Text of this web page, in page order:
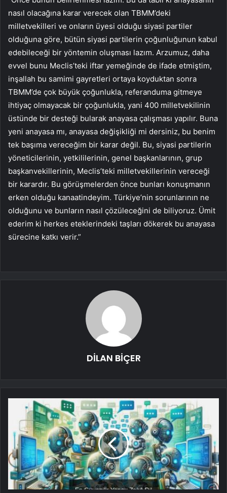
nasıl olacağına karar verecek olan TBMM’deki
milletvekilleri ve onların üyesi olduğu siyasi partiler
olduğuna göre, bütün siyasi partilerin çoğunluğunun kabul
edebileceği bir yöntemin oluşması lazım. Arzumuz, daha
evvel bunu Meclis’teki iftar yemeğinde de ifade etmiştim,
inşallah bu samimi gayretleri ortaya koyduktan sonra
TBMM’de çok büyük çoğunlukla, referanduma gitmeye
ihtiyaç olmayacak bir çoğunlukla, yani 400 milletvekilinin
üstünde bir desteği bularak anayasa çalışması yapılır. Buna
yeni anayasa mı, anayasa değişikliği mi dersiniz, bu benim
tek başıma vereceğim bir karar değil. Bu, siyasi partilerin
yöneticilerinin, yetkililerinin, genel başkanlarının, grup
başkanvekillerinin, Meclis’teki milletvekillerinin vereceği
bir karardır. Bu görüşmelerden önce bunları konuşmanın
erken olduğu kanaatindeyim. Türkiye’nin sorunlarının ne
olduğunu ve bunların nasıl çözüleceğini de biliyoruz. Ümit
ederim ki herkes eteklerindeki taşları dökerek bu anayasa
sürecine katkı verir.”
DİLAN BİÇER